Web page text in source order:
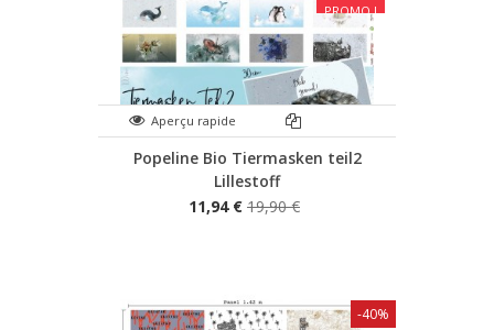
PROMO !
Aperçu rapide
Popeline Bio Tiermasken teil2
Lillestoff
11,94 € 19,90 €
-40%